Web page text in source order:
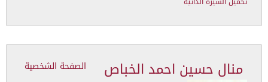
منال حسين احمد الخباص الصفحة الشخصية